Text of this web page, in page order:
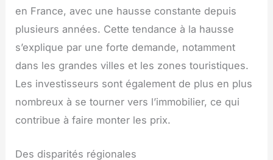
en France, avec une hausse constante depuis
plusieurs années. Cette tendance à la hausse
s’explique par une forte demande, notamment
dans les grandes villes et les zones touristiques.
Les investisseurs sont également de plus en plus
nombreux à se tourner vers l’immobilier, ce qui
contribue à faire monter les prix.
Des disparités régionales